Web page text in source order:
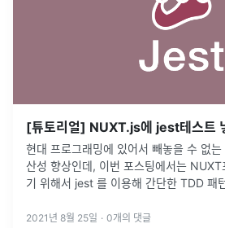
[튜토리얼] NUXT.js에 jest테스트
현대 프로그래밍에 있어서 빼놓을 수 없
산성 향상인데, 이번 포스팅에서는
기 위해서 jest 를 이용해 간단한 TDD 패
2021년 8월 25일 · 0개의 댓글